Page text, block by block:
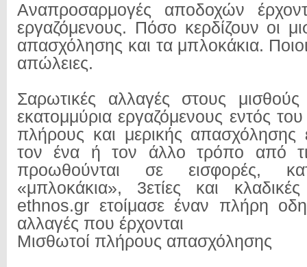
Αναπροσαρμογές αποδοχών
εργαζόμενους. Πόσο κερδίζουν οι
απασχόλησης και τα μπλοκάκια.
απώλειες.
Σαρωτικές αλλαγές στους
εκατομμύρια εργαζόμενους εντός
πλήρους και μερικής απασχόλησης
τον ένα ή τον άλλο τρόπο από
προωθούνται σε εισφορές,
«μπλοκάκια», 3ετίες και
ethnos.gr ετοίμασε έναν πλήρη
αλλαγές που έρχονται
Μισθωτοί πλήρους απασχόλησης